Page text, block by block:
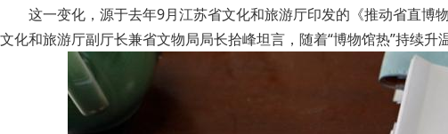
这一变化，源于去年9月江苏省文化和旅游厅印发的《推动省直博
文化和旅游厅副厅长兼省文物局局长拾峰坦言，随着“博物馆热”持续